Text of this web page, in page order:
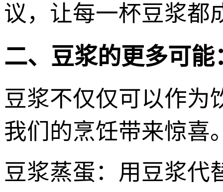
议，让每一杯豆浆都
二、豆浆的更多可
豆浆不仅仅可以作为
我们的烹饪带来惊喜
豆浆蒸蛋：用豆浆代